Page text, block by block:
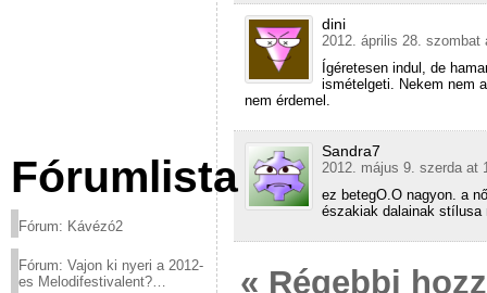
Fórumlista
Fórum: Kávézó2
Fórum: Vajon ki nyeri a 2012-
es Melodifestivalent?
dini
2012. április 28. szombat
Ígéretesen indul, de
ismételgeti. Nekem nem
nem érdemel.
Sandra7
2012. május 9. szerda at
ez betegO.O nagyon. a
északiak dalainak
« Régebbi